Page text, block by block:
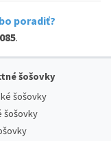
poradiť?
.
šošovky
šošovky
šošovky